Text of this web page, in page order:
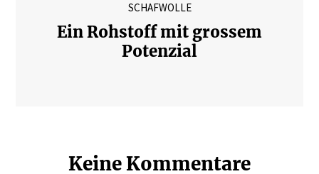
SCHAFWOLLE
Ein Rohstoff mit grossem
Potenzial
Keine Kommentare